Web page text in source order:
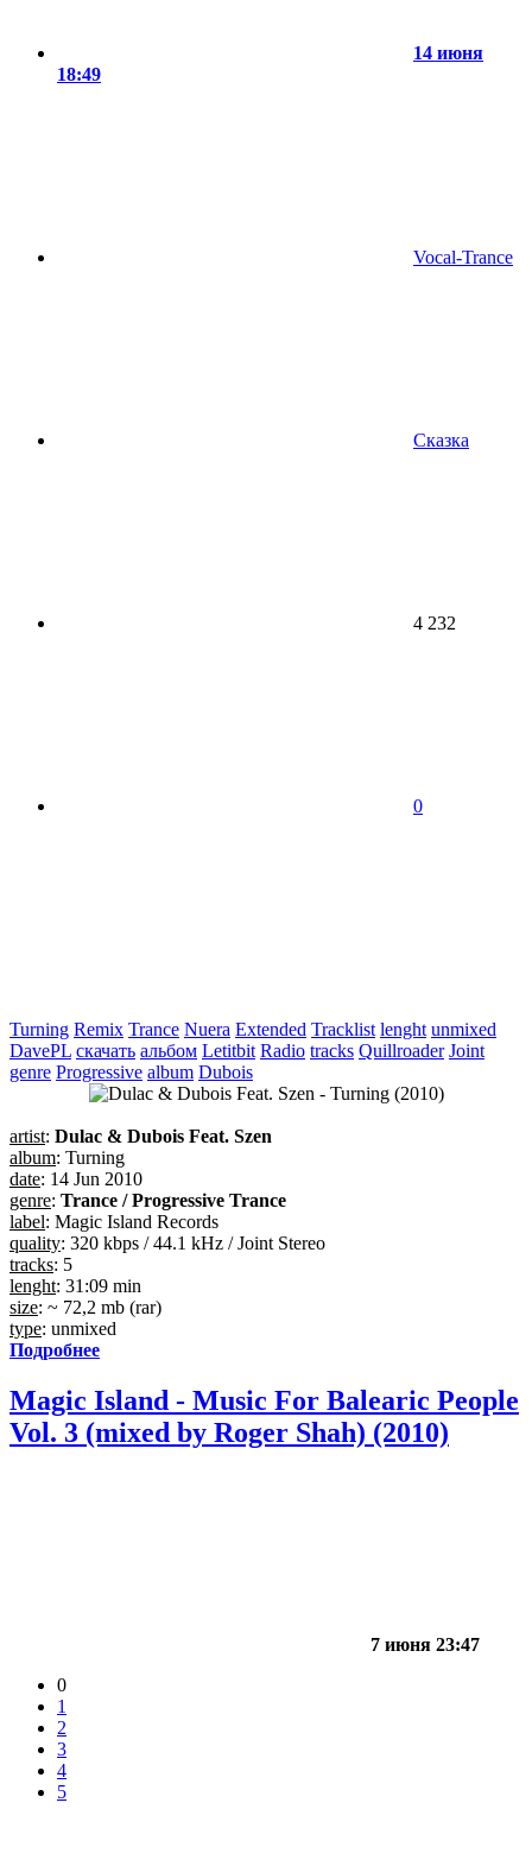
14 июня
18:49
Vocal-Trance
Сказка
4 232
0
Turning Remix Trance Nuera Extended Tracklist lenght unmixed
DavePL скачать альбом Letitbit Radio tracks Quillroader Joint
genre Progressive album Dubois
artist: Dulac & Dubois Feat. Szen
album: Turning
date: 14 Jun 2010
genre: Trance / Progressive Trance
label: Magic Island Records
quality: 320 kbps / 44.1 kHz / Joint Stereo
tracks: 5
lenght: 31:09 min
size: ~ 72,2 mb (rar)
type: unmixed
Подробнее
Magic Island - Music For Balearic People
Vol. 3 (mixed by Roger Shah) (2010)
7 июня 23:47
0
1
2
3
4
5